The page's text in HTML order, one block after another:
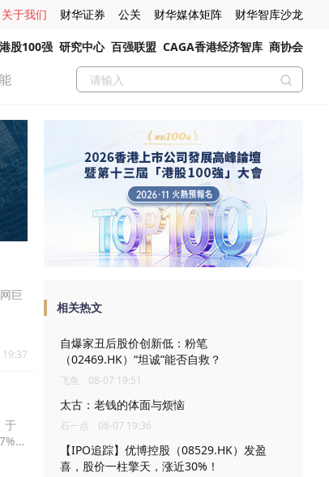
关于我们 财华证券 公关 财华媒体矩阵 财华智库沙龙
港股100强 研究中心 百强联盟 CAGA香港经济智库 商协会
巨
于
，
相关热文
自爆家丑后股价创新低：粉笔
（02469.HK）“坦诚”能否自救？
飞鱼 08-07 19:51
太古：老钱的体面与烦恼
石一点 08-07 19:36
【IPO追踪】优博控股（08529.HK）发盈
喜，股价一柱擎天，涨近30%！